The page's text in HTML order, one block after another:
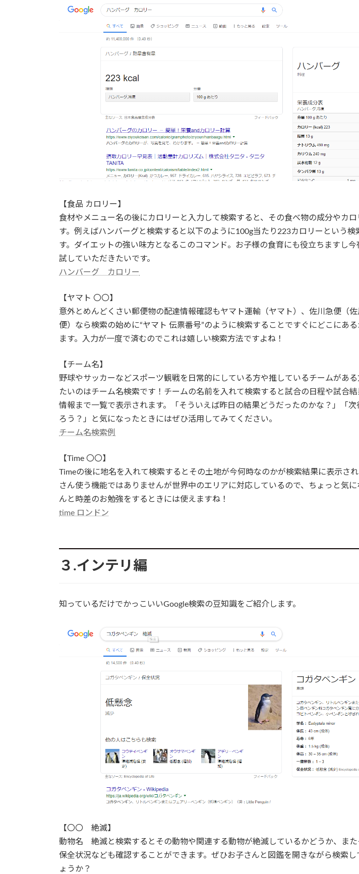
【食品 カロリー】
食材やメニュー名の後にカロリーと入力して検索すると、その食べ物の成分やカロ
す。例えばハンバーグと検索すると以下のように100g当たり223カロリーという検
す。ダイエットの強い味方となるこのコマンド。お子様の食育にも役立ちますし
試していただきたいです。
ハンバーグ カロリー
【ヤマト 〇〇】
意外とめんどくさい郵便物の配達情報確認もヤマト運輸（ヤマト）、佐川急便（
便）なら検索の始めに“ヤマト 伝票番号”のように検索することですぐにどこにあ
ます。入力が一度で済むのでこれは嬉しい検索方法ですよね！
【チーム名】
野球やサッカーなどスポーツ観戦を日常的にしている方や推しているチームがあ
たいのはチーム名検索です！チームの名前を入れて検索すると試合の日程や試合
情報まで一覧で表示されます。「そういえば昨日の結果どうだったのかな？」「
ろう？」と気になったときにはぜひ活用してみてください。
チーム名検索例
【Time 〇〇】
Timeの後に地名を入れて検索するとその土地が今何時なのかが検索結果に表示さ
さん使う機能ではありませんが世界中のエリアに対応しているので、ちょっと気
んと時差のお勉強をするときには使えますね！
time ロンドン
３.インテリ編
知っているだけでかっこいいGoogle検索の豆知識をご紹介します。
【〇〇 絶滅】
動物名 絶滅と検索するとその動物や関連する動物が絶滅しているかどうか、また
保全状況なども確認することができます。ぜひお子さんと図鑑を開きながら検索し
ょうか？